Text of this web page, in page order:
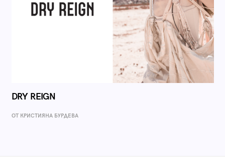
DRY REIGN
ОТ КРИСТИЯНА БУРДЕВА